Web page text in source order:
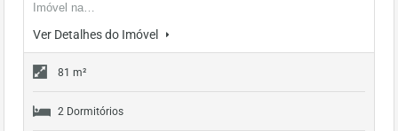
Imóvel na…
Ver Detalhes do Imóvel
81 m²
2 Dormitórios